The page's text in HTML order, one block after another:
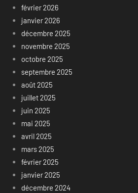
février 2026
janvier 2026
décembre 2025
novembre 2025
octobre 2025
septembre 2025
août 2025
juillet 2025
juin 2025
mai 2025
avril 2025
mars 2025
février 2025
janvier 2025
décembre 2024